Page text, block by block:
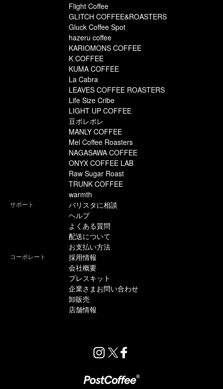
Flight Coffee
GLITCH COFFEE&ROASTERS
Gluck Coffee Spot
hazeru coffee
KARIOMONS COFFEE
K COFFEE
KUMA COFFEE
La Cabra
LEAVES COFFEE ROASTERS
Life Size Cribe
LIGHT UP COFFEE
豆ポレポレ
MANLY COFFEE
Mel Coffee Roasters
NAGASAWA COFFEE
ONYX COFFEE LAB
Raw Sugar Roast
TRUNK COFFEE
warmth
サポート
バリスタに相談
ヘルプ
よくある質問
配送について
お支払い方法
コーポレート
採用情報
会社概要
プレスキット
企業さまお問い合わせ
卸販売
店舗情報